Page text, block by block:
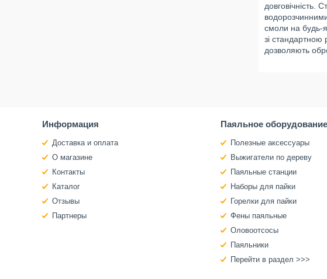
довговічність.
смоли на будь-
зі
дозволяють
Информация
Доставка и оплата
О магазине
Контакты
Каталог
Отзывы
Партнеры
Паяльное оборудование
Полезные аксессуары
Выжигатели по дереву
Паяльные станции
Наборы для пайки
Горелки для пайки
Фены паяльные
Оловоотсосы
Паяльники
Перейти в раздел >>>